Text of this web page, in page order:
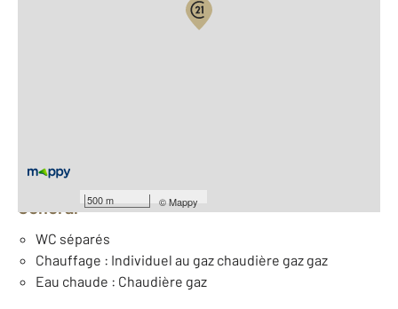
500 m ©Mappy
Équipements
Général
WC séparés
Chauffage : Individuel au gaz chaudière gaz gaz
Eau chaude : Chaudière gaz